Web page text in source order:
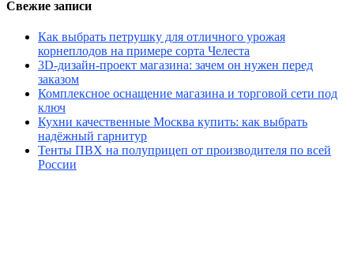
Свежие записи
Как выбрать петрушку для отличного урожая
корнеплодов на примере сорта Челеста
3D-дизайн-проект магазина: зачем он нужен перед
заказом
Комплексное оснащение магазина и торговой сети под
ключ
Кухни качественные Москва купить: как выбрать
надёжный гарнитур
Тенты ПВХ на полуприцеп от производителя по всей
России